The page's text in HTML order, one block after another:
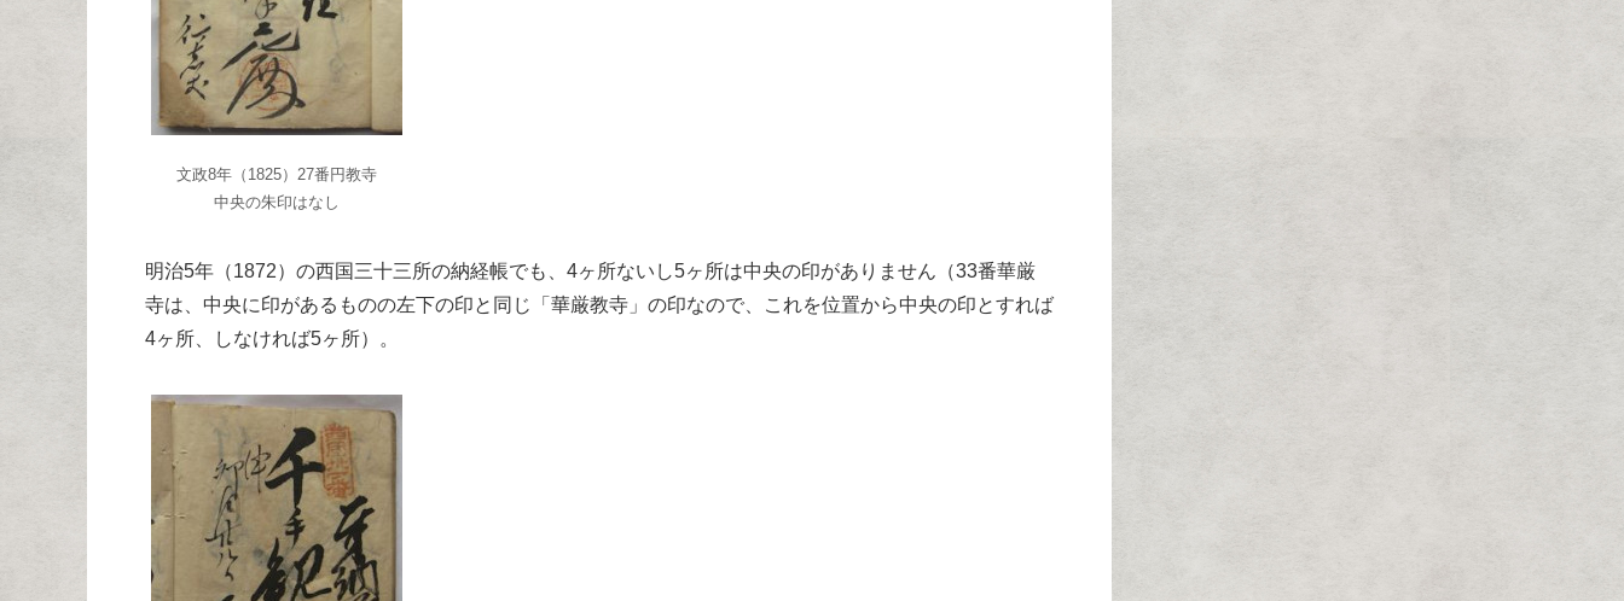
文政8年（1825）27番円教寺
中央の朱印はなし
明治5年（1872）の西国三十三所の納経帳でも、4ヶ所ないし5ヶ所は中央の印がありません（33番華厳
寺は、中央に印があるものの左下の印と同じ「華厳教寺」の印なので、これを位置から中央の印とすれば
4ヶ所、しなければ5ヶ所）。